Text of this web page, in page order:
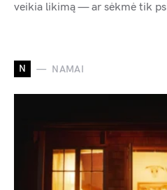
veikia likimą — ar sėkmė tik
N NAMAI